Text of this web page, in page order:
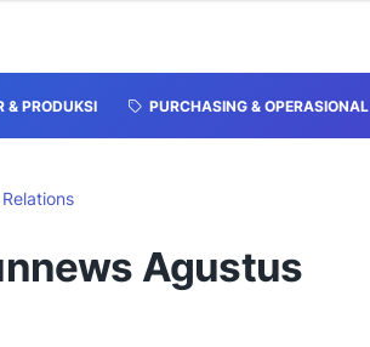
& PRODUKSI PURCHASING & OPERASIONAL
Agustus